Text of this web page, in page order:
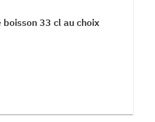
33 cl au choix